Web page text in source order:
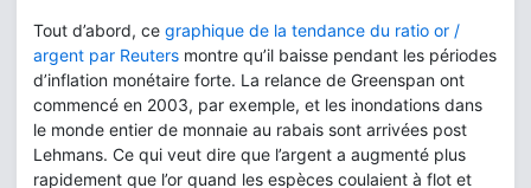
Tout d’abord, ce graphique de la tendance du ratio or /
argent par Reuters montre qu’il baisse pendant les périodes
d’inflation monétaire forte. La relance de Greenspan ont
commencé en 2003, par exemple, et les inondations dans
le monde entier de monnaie au rabais sont arrivées post
Lehmans. Ce qui veut dire que l’argent a augmenté plus
rapidement que l’or quand les espèces coulaient à flot et